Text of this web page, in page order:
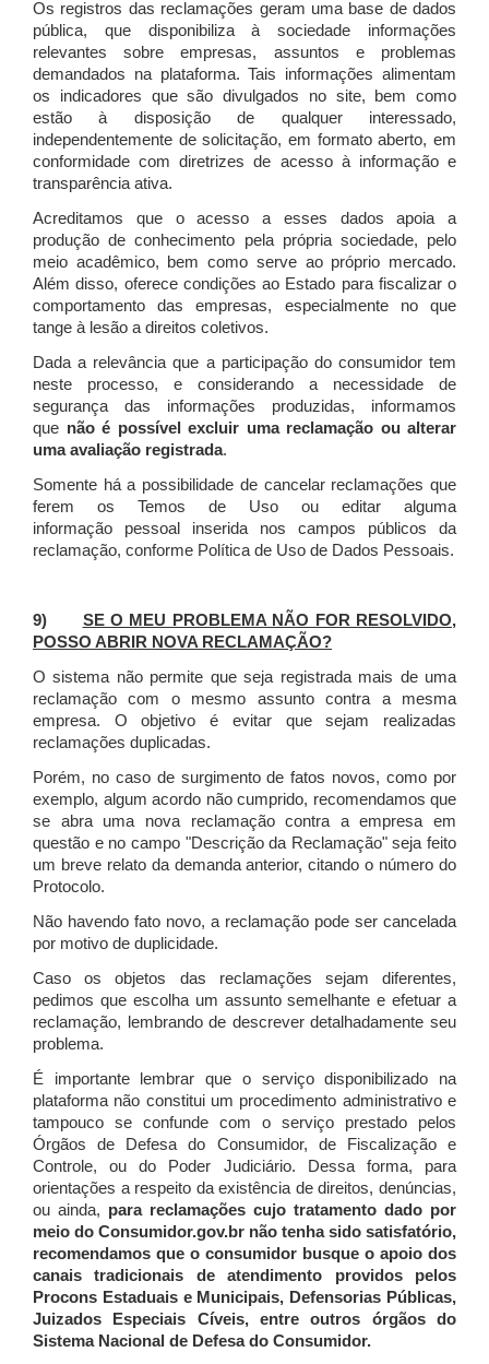
Os registros das reclamações geram uma base de dados
pública, que disponibiliza à sociedade informações
relevantes sobre empresas, assuntos e problemas
demandados na plataforma. Tais informações alimentam
os indicadores que são divulgados no site, bem como
estão à disposição de qualquer interessado,
independentemente de solicitação, em formato aberto, em
conformidade com diretrizes de acesso à informação e
transparência ativa.
Acreditamos que o acesso a esses dados apoia a
produção de conhecimento pela própria sociedade, pelo
meio acadêmico, bem como serve ao próprio mercado.
Além disso, oferece condições ao Estado para fiscalizar o
comportamento das empresas, especialmente no que
tange à lesão a direitos coletivos.
Dada a relevância que a participação do consumidor tem
neste processo, e considerando a necessidade de
segurança das informações produzidas, informamos
que não é possível excluir uma reclamação ou alterar
uma avaliação registrada.
Somente há a possibilidade de cancelar reclamações que
ferem os Temos de Uso ou editar alguma
informação pessoal inserida nos campos públicos da
reclamação, conforme Política de Uso de Dados Pessoais.
9) SE O MEU PROBLEMA NÃO FOR RESOLVIDO,
POSSO ABRIR NOVA RECLAMAÇÃO?
O sistema não permite que seja registrada mais de uma
reclamação com o mesmo assunto contra a mesma
empresa. O objetivo é evitar que sejam realizadas
reclamações duplicadas.
Porém, no caso de surgimento de fatos novos, como por
exemplo, algum acordo não cumprido, recomendamos que
se abra uma nova reclamação contra a empresa em
questão e no campo "Descrição da Reclamação" seja feito
um breve relato da demanda anterior, citando o número do
Protocolo.
Não havendo fato novo, a reclamação pode ser cancelada
por motivo de duplicidade.
Caso os objetos das reclamações sejam diferentes,
pedimos que escolha um assunto semelhante e efetuar a
reclamação, lembrando de descrever detalhadamente seu
problema.
É importante lembrar que o serviço disponibilizado na
plataforma não constitui um procedimento administrativo e
tampouco se confunde com o serviço prestado pelos
Órgãos de Defesa do Consumidor, de Fiscalização e
Controle, ou do Poder Judiciário. Dessa forma, para
orientações a respeito da existência de direitos, denúncias,
ou ainda, para reclamações cujo tratamento dado por
meio do Consumidor.gov.br não tenha sido satisfatório,
recomendamos que o consumidor busque o apoio dos
canais tradicionais de atendimento providos pelos
Procons Estaduais e Municipais, Defensorias Públicas,
Juizados Especiais Cíveis, entre outros órgãos do
Sistema Nacional de Defesa do Consumidor.